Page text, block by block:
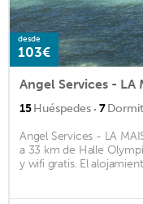
desde
103€
Angel Services - LA
15Huéspedes · 7
Angel Services - LA
a 33 km de Halle
y wifi gratis. El